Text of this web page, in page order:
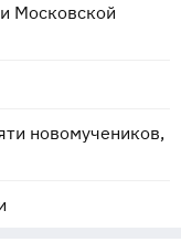
Московской
новомучеников,